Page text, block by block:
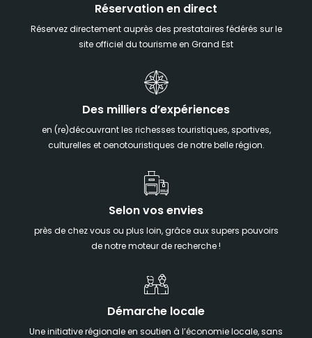
Réservation en direct
Réservez directement auprès des prestataires fédérés sur le
site officiel du tourisme en Grand Est
Des milliers d’expériences
en (re)découvrant les richesses touristiques, sportives,
culturelles et oenotouristiques de notre belle région.
Selon vos envies
près de chez vous ou plus loin, grâce aux supers pouvoirs
de notre moteur de recherche !
Démarche locale
Une initiative régionale en soutien à l’économie locale, sans